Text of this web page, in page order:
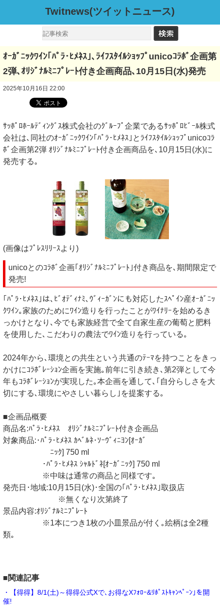
Twitnews(ツイットニュース)
ｵｰｶﾞﾆｯｸﾜｲﾝ｢ﾊﾟﾗ･ﾋﾒﾈｽ｣､ﾗｲﾌｽﾀｲﾙｼｮｯﾌﾟunicoｺﾗﾎﾞ企画第
2弾､ｵﾘｼﾞﾅﾙﾐﾆﾌﾟﾚｰﾄ付き企画商品､10月15日(水)発売
2025年10月16日 22:00
ｻｯﾎﾟﾛﾎｰﾙﾃﾞｨﾝｸﾞｽ株式会社のｸﾞﾙｰﾌﾟ企業であるｻｯﾎﾟﾛﾋﾞｰﾙ株式
会社は､同社のｵｰｶﾞﾆｯｸﾜｲﾝ｢ﾊﾟﾗ･ﾋﾒﾈｽ｣とﾗｲﾌｽﾀｲﾙｼｮｯﾌﾟunicoｺﾗ
ﾎﾞ企画第2弾 ｵﾘｼﾞﾅﾙﾐﾆﾌﾟﾚｰﾄ付き企画商品を､10月15日(水)に
発売する｡
(画像はﾌﾟﾚｽﾘﾘｰｽより)
unicoとのｺﾗﾎﾞ企画｢ｵﾘｼﾞﾅﾙﾐﾆﾌﾟﾚｰﾄ｣付き商品を､期間限定で
発売!
｢ﾊﾟﾗ･ﾋﾒﾈｽ｣は､ﾋﾞｵﾃﾞｨﾅﾐ､ｳﾞｨｰｶﾞﾝにも対応したｽﾍﾟｲﾝ産ｵｰｶﾞﾆｯ
ｸﾜｲﾝ｡家族のためにﾜｲﾝ造りを行ったことがﾜｲﾅﾘｰを始めるき
っかけとなり､今でも家族経営で全て自家生産の葡萄と肥料
を使用した､こだわりの農法でﾜｲﾝ造りを行っている｡
2024年から､環境との共生という共通のﾃｰﾏを持つことをきっ
かけにｺﾗﾎﾞﾚｰｼｮﾝ企画を実施｡前年に引き続き､第2弾として今
年もｺﾗﾎﾞﾚｰｼｮﾝが実現した｡本企画を通して､｢自分らしさを大
切にする､環境にやさしい暮らし｣を提案する｡
■企画品概要
商品名:ﾊﾟﾗ･ﾋﾒﾈｽ ｵﾘｼﾞﾅﾙﾐﾆﾌﾟﾚｰﾄ付き企画品
対象商品:･ﾊﾟﾗ･ﾋﾒﾈｽ ｶﾍﾞﾙﾈ･ｿｰｳﾞｨﾆﾖﾝ[ｵｰｶﾞ
ﾆｯｸ] 750 ml
･ﾊﾟﾗ･ﾋﾒﾈｽ ｼｬﾙﾄﾞﾈ[ｵｰｶﾞﾆｯｸ] 750 ml
※中味は通常の商品と同様です｡
発売日･地域:10月15日(水)･全国の｢ﾊﾟﾗ･ﾋﾒﾈｽ｣取扱店
※無くなり次第終了
景品内容:ｵﾘｼﾞﾅﾙﾐﾆﾌﾟﾚｰﾄ
※1本につき1枚の小皿景品が付く｡絵柄は全2種
類｡
■関連記事
・【得得】8/1(土)～得得公式Xで､お得なXﾌｫﾛｰ&ﾘﾎﾟｽﾄｷｬﾝﾍﾟｰﾝ｣を開
催!